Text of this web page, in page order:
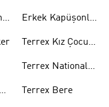
Erkek Kapüşonlu
Terrex Kız Çocuk
Terrex National
Terrex Bere